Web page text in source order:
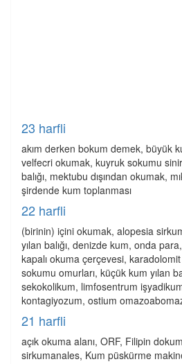
23 harfli
akım derken bokum demek, büyük
velfecri okumak, kuyruk sokumu
balığı, mektubu dışından okumak,
şirdende kum toplanması
22 harfli
(birinin) içini okumak, alopesia
yılan balığı, denizde kum, onda
kapalı okuma çerçevesi,
sokumu omurları, küçük kum yılan
sekokolikum, limfosentrum
kontagiyozum, ostium
21 harfli
açık okuma alanı, ORF, Filipin
sirkumanales, Kum püskürme